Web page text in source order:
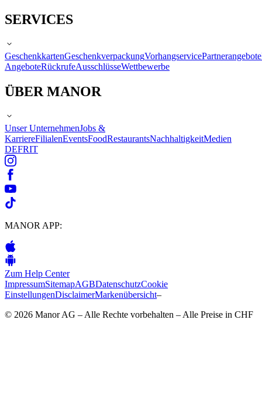
SERVICES
GeschenkkartenGeschenkverpackungVorhangservicePartnerangebote
AngeboteRückrufeAusschlüsseWettbewerbe
ÜBER MANOR
Unser UnternehmenJobs &
KarriereFilialenEventsFoodRestaurantsNachhaltigkeitMedien
DEFRIT
MANOR APP:
Zum Help Center
ImpressumSitemapAGBDatenschutzCookie
EinstellungenDisclaimerMarkenübersicht–
© 2026 Manor AG – Alle Rechte vorbehalten – Alle Preise in CHF